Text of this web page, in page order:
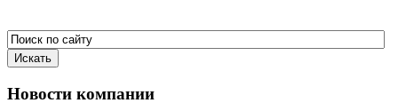
Новости компании